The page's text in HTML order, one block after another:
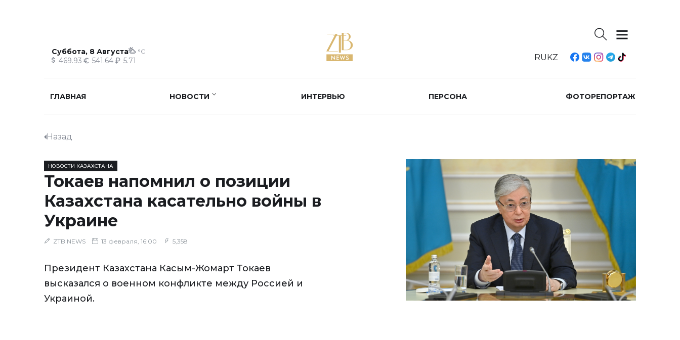
Суббота, 8 Августа °C
469.93 541.64 5.71 RUKZ
ГЛАВНАЯ НОВОСТИ ИНТЕРВЬЮ ПЕРСОНА ФОТОРЕПОРТАЖ
Назад
НОВОСТИ КАЗАХСТАНА
Токаев напомнил о позиции
Казахстана касательно войны в
Украине
ZTB NEWS 13 февраля, 16:00 5,358
Президент Казахстана Касым-Жомарт Токаев
высказался о военном конфликте между Россией и
Украиной.